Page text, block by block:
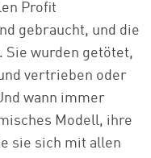
Profit
gebraucht, und die
Sie wurden getötet,
vertrieben oder
wann immer
Modell, ihre
sie sich mit allen